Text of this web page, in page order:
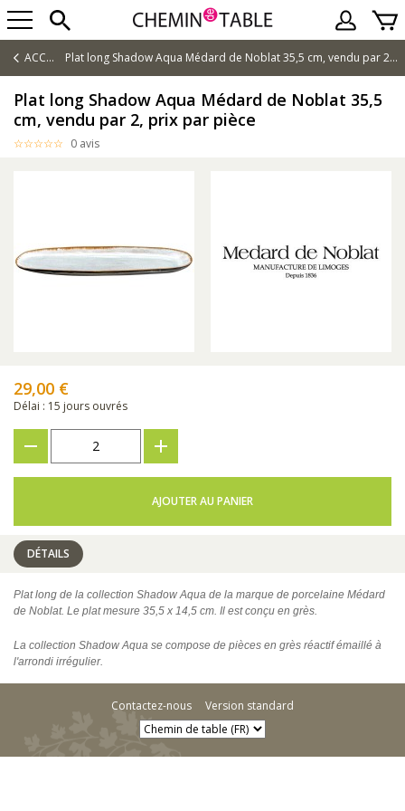
ACCUEIL Plat long Shadow Aqua Médard de Noblat 35,5 cm, vendu par 2, prix par pièce
Plat long Shadow Aqua Médard de Noblat 35,5
cm, vendu par 2, prix par pièce
0 avis
29,00 €
Délai : 15 jours ouvrés
AJOUTER AU PANIER
DÉTAILS
Plat long de la collection Shadow Aqua de la marque de porcelaine Médard
de Noblat. Le plat mesure 35,5 x 14,5 cm. Il est conçu en grès.
La collection Shadow Aqua se compose de pièces en grès réactif émaillé à
l'arrondi irrégulier.
Contactez-nous Version standard